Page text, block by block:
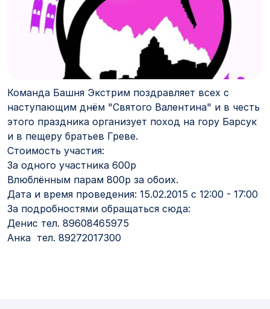
Команда Башня Экстрим поздравляет всех с
наступающим днём "Святого Валентина" и в честь
этого праздника организует поход на гору Барсук
и в пещеру братьев Греве.
Стоимость участия:
За одного участника 600р
Влюблённым парам 800р за обоих.
Дата и время проведения: 15.02.2015 с 12:00 - 17:00
За подробностями обращаться сюда:
Денис тел. 89608465975
Анка тел. 89272017300